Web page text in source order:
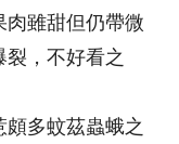
肉雖甜但仍帶微
，不好看之
多蚊茲蟲蛾之